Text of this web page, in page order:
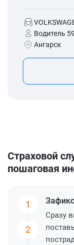
Водитель
Ангарск
Страховой
пошаговая
1
2
Сразу